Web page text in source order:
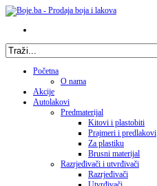
Početna
O nama
Akcije
Autolakovi
Predmaterijal
Kitovi i plastobiti
Prajmeri i predlakovi
Za plastiku
Brusni materijal
Razrjeđivači i utvrđivači
Razrjeđivači